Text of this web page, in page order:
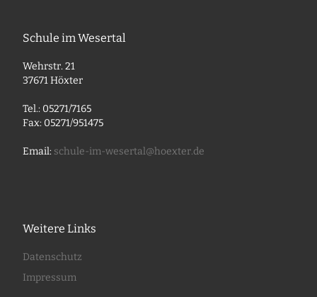
Schule im Wesertal
Wehrstr. 21
37671 Höxter
Tel.: 05271/7165
Fax: 05271/951475
Email: schule-im-wesertal@hoexter.de
Weitere Links
Datenschutz
Impressum